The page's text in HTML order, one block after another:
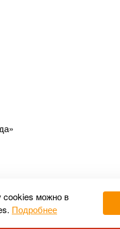
cookies можно в
Подробнее